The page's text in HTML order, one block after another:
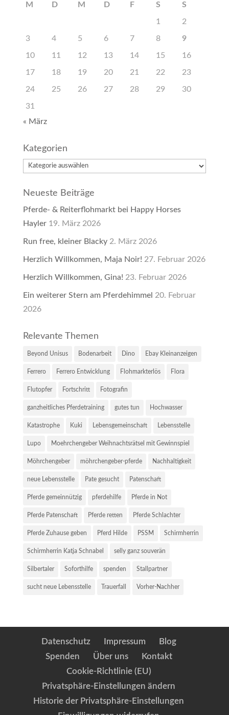
M D M D F S S
1 2
3 4 5 6 7 8 9
10 11 12 13 14 15 16
17 18 19 20 21 22 23
24 25 26 27 28 29 30
31
« März
Kategorien
Kategorien
Neueste Beiträge
Pferde- & Reiterflohmarkt bei Happy Horses
Hayler 19. März 2026
Run free, kleiner Blacky 2. März 2026
Herzlich Willkommen, Maja Noir! 27. Februar 2026
Herzlich Willkommen, Gina! 23. Februar 2026
Ein weiterer Stern am Pferdehimmel 20. Februar
2026
Relevante Themen
Beyond Unisus Bodenarbeit Dino Ebay Kleinanzeigen
Ferrero Ferrero Entwicklung Flohmarkterlös Flora
Flutopfer Fortschritt Fotografin
ganzheitliches Pferdetraining gutes tun Hochwasser
Katastrophe Kuki Lebensgemeinschaft Lebensstelle
Lupo Moehrchengeber Weihnachtsrätsel mit Gewinnspiel
Möhrchengeber möhrchengeber-pferde Nachhaltigkeit
neue Lebensstelle Pate gesucht Patenschaft
Pferde gemeinnützig pferdehilfe Pferde in Not
Pferde Patenschaft Pferde retten Pferde Schlachter
Pferde Zuhause geben Pferd Hilde PSSM Schirmherrin
Schirmherrin Katja Schnabel selly ganz souverän
Silbertaler Soforthilfe spenden Stallpartner
sucht neue Lebensstelle Trauerfall Vorher-Nachher
Datenschutz Impressum
Blog
Spenden
Über uns
Kontakt
Cookie-Richtlinie (EU)
Privatsphäre-Einstellungen ändern
Historie der Privatsphäre-Einstellungen